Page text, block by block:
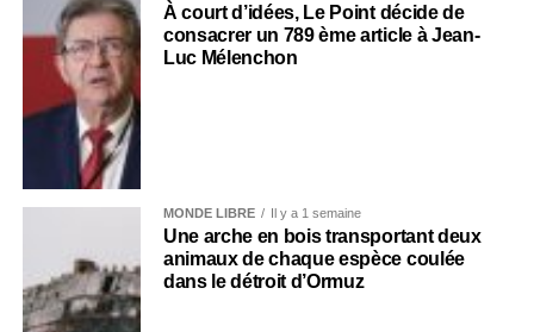
À court d’idées, Le Point décide de
consacrer un 789 ème article à Jean-
Luc Mélenchon
MONDE LIBRE Il y a 1 semaine
Une arche en bois transportant deux
animaux de chaque espèce coulée
dans le détroit d’Ormuz